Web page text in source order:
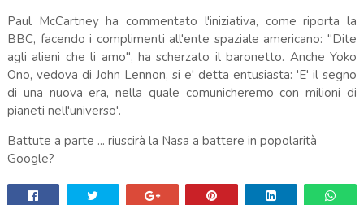
Paul McCartney ha commentato l'iniziativa, come riporta la
BBC, facendo i complimenti all'ente spaziale americano: "Dite
agli alieni che li amo", ha scherzato il baronetto. Anche Yoko
Ono, vedova di John Lennon, si e' detta entusiasta: 'E' il segno
di una nuova era, nella quale comunicheremo con milioni di
pianeti nell'universo'.
Battute a parte ... riuscirà la Nasa a battere in popolarità
Google?